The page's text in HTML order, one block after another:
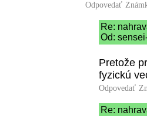
Odpovedať
Re:
Od:
Pretože
fyzickú
Odpovedať
Re: